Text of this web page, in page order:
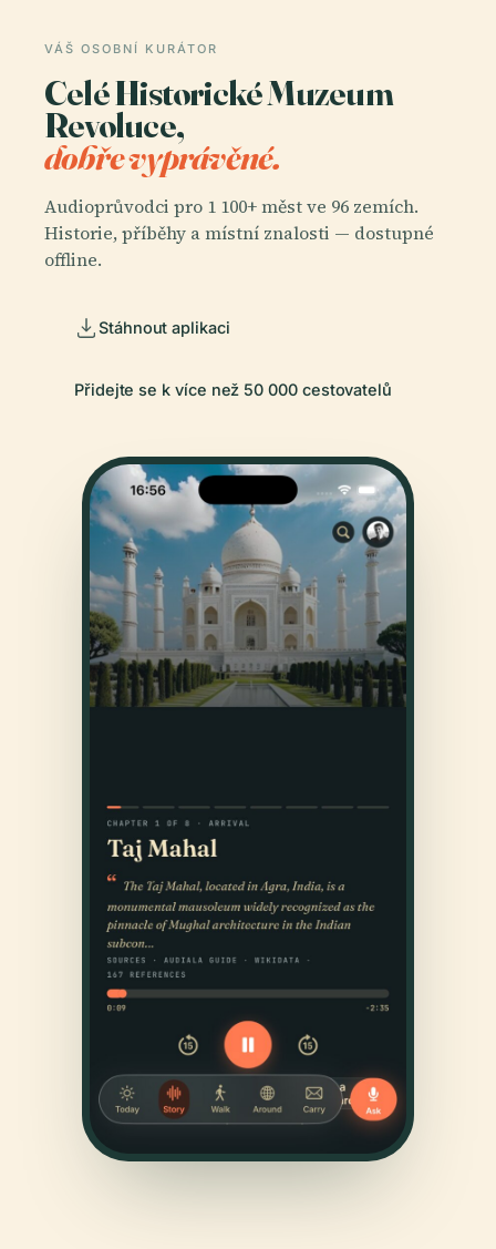
VÁŠ OSOBNÍ KURÁTOR
Celé Historické Muzeum
Revoluce,
dobře vyprávěné.
Audioprůvodci pro 1 100+ měst ve 96 zemích.
Historie, příběhy a místní znalosti — dostupné
offline.
Stáhnout aplikaci
Přidejte se k více než 50 000 cestovatelů